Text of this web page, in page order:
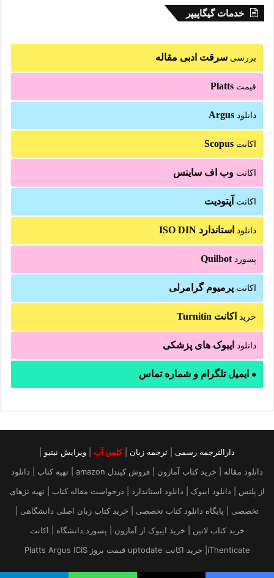
خدمات گیگاپیپر
بررسی سرقت ادبی مقاله
قیمت Platts
دانلود Argus
اکانت Scopus
اکانت وب اف ساینس
اکانت آپتودیت
دانلود استاندارد ISO DIN
پسوردQuilbot
اکانت پرمیوم گرامرلی
خرید اکانت Turnitin
دانلود ایبوک های پزشکی
● ایمیل تلگرام و شماره تماس
دارالترجمه رسمی ترجمه زبان |کلمن آب ویرایش نیتیو
دانلود مقاله | خرید کتاب آمازون | فروش کیندل amazon | تهیه کتاب | دانلود
از پلتس | دانلود ایبوک | دانلود استاندارد | درخواست مقاله کتاب | تهیه تزهای
تخصصی | پایگاه دانلود کتاب تخصصی | خرید کتاب زبان اصلی دانشگاهی |
خرید کتاب لاتین | خرید ایبوک از آمازون | پسورد دانشگاه | اکانت
iThenticate| خريد اكانت uptodate قیمت بروز Platts Argus ICIS